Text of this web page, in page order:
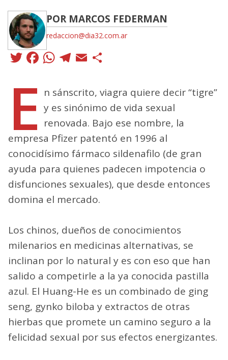
POR MARCOS FEDERMAN
redaccion@dia32.com.ar
Twitter
Facebook
WhatsApp
Telegram
Email
E n sánscrito, viagra quiere decir “tigre”
y es sinónimo de vida sexual
renovada. Bajo ese nombre, la
empresa Pfizer patentó en 1996 al
conocidísimo fármaco sildenafilo (de gran
ayuda para quienes padecen impotencia o
disfunciones sexuales), que desde entonces
domina el mercado.
Los chinos, dueños de conocimientos
milenarios en medicinas alternativas, se
inclinan por lo natural y es con eso que han
salido a competirle a la ya conocida pastilla
azul. El Huang-He es un combinado de ging
seng, gynko biloba y extractos de otras
hierbas que promete un camino seguro a la
felicidad sexual por sus efectos energizantes.